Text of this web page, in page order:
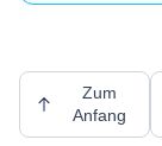
Zum
Anfang